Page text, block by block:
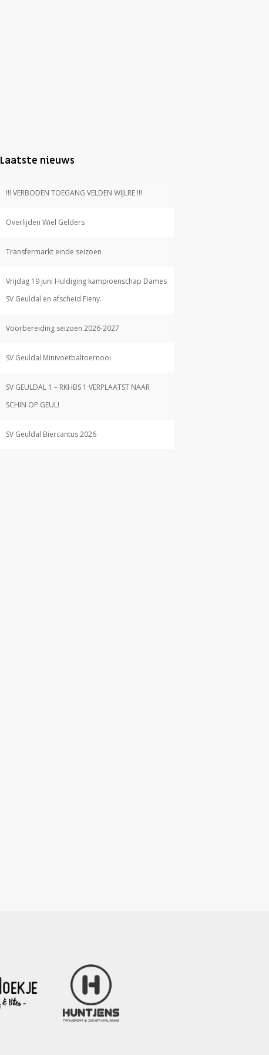
Laatste nieuws
!!! VERBODEN TOEGANG VELDEN WIJLRE !!!
Overlijden Wiel Gelders
Transfermarkt einde seizoen
Vrijdag 19 juni Huldiging kampioenschap Dames
SV Geuldal en afscheid Fieny.
Voorbereiding seizoen 2026-2027
SV Geuldal Minivoetbaltoernooi
SV GEULDAL 1 – RKHBS 1 VERPLAATST NAAR
SCHIN OP GEUL!
SV Geuldal Biercantus 2026